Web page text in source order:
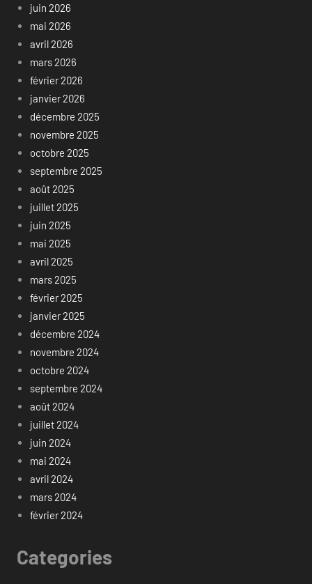
juin 2026
mai 2026
avril 2026
mars 2026
février 2026
janvier 2026
décembre 2025
novembre 2025
octobre 2025
septembre 2025
août 2025
juillet 2025
juin 2025
mai 2025
avril 2025
mars 2025
février 2025
janvier 2025
décembre 2024
novembre 2024
octobre 2024
septembre 2024
août 2024
juillet 2024
juin 2024
mai 2024
avril 2024
mars 2024
février 2024
Categories